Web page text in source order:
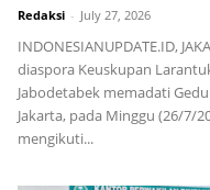
Redaksi - July 27, 2026
INDONESIANUPDATE.ID,
diaspora Keuskupan
Jabodetabek memadati
Jakarta, pada Minggu (26/7/
mengikuti...